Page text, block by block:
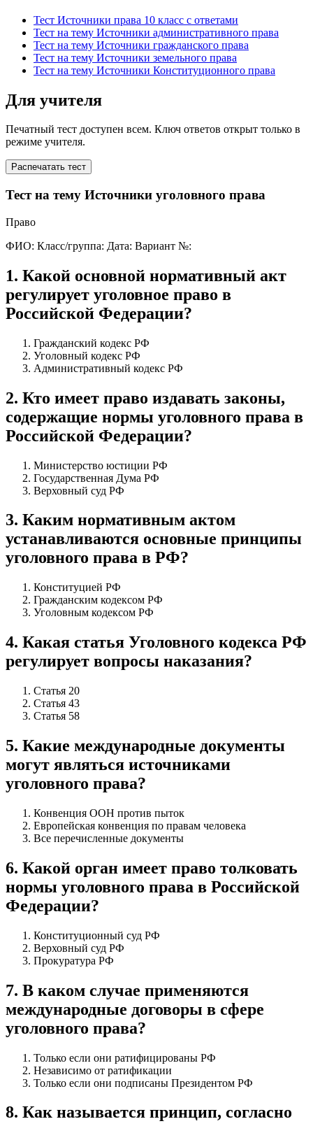
Тест Источники права 10 класс с ответами
Тест на тему Источники административного права
Тест на тему Источники гражданского права
Тест на тему Источники земельного права
Тест на тему Источники Конституционного права
Для учителя
Печатный тест доступен всем. Ключ ответов открыт только в
режиме учителя.
Распечатать тест
Тест на тему Источники уголовного права
Право
ФИО: Класс/группа: Дата: Вариант №:
1. Какой основной нормативный акт
регулирует уголовное право в
Российской Федерации?
Гражданский кодекс РФ
Уголовный кодекс РФ
Административный кодекс РФ
2. Кто имеет право издавать законы,
содержащие нормы уголовного права в
Российской Федерации?
Министерство юстиции РФ
Государственная Дума РФ
Верховный суд РФ
3. Каким нормативным актом
устанавливаются основные принципы
уголовного права в РФ?
Конституцией РФ
Гражданским кодексом РФ
Уголовным кодексом РФ
4. Какая статья Уголовного кодекса РФ
регулирует вопросы наказания?
Статья 20
Статья 43
Статья 58
5. Какие международные документы
могут являться источниками
уголовного права?
Конвенция ООН против пыток
Европейская конвенция по правам человека
Все перечисленные документы
6. Какой орган имеет право толковать
нормы уголовного права в Российской
Федерации?
Конституционный суд РФ
Верховный суд РФ
Прокуратура РФ
7. В каком случае применяются
международные договоры в сфере
уголовного права?
Только если они ратифицированы РФ
Независимо от ратификации
Только если они подписаны Президентом РФ
8. Как называется принцип, согласно